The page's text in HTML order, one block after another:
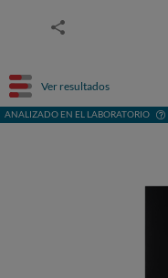
Ver resultados
ANALIZADO EN EL LABORATORIO